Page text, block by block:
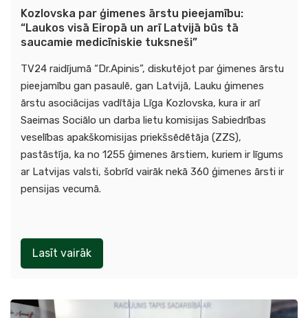
Kozlovska par ģimenes ārstu pieejamību:
“Laukos visā Eiropā un arī Latvijā būs tā
saucamie medicīniskie tuksneši”
TV24 raidījumā “Dr.Apinis”, diskutējot par ģimenes ārstu
pieejamību gan pasaulē, gan Latvijā, Lauku ģimenes
ārstu asociācijas vadītāja Līga Kozlovska, kura ir arī
Saeimas Sociālo un darba lietu komisijas Sabiedrības
veselības apakškomisijas priekšsēdētāja (ZZS),
pastāstīja, ka no 1255 ģimenes ārstiem, kuriem ir līgums
ar Latvijas valsti, šobrīd vairāk nekā 360 ģimenes ārsti ir
pensijas vecumā.
Lasīt vairāk